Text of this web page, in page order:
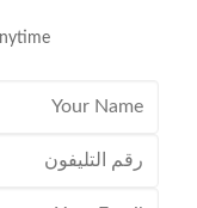
Precision